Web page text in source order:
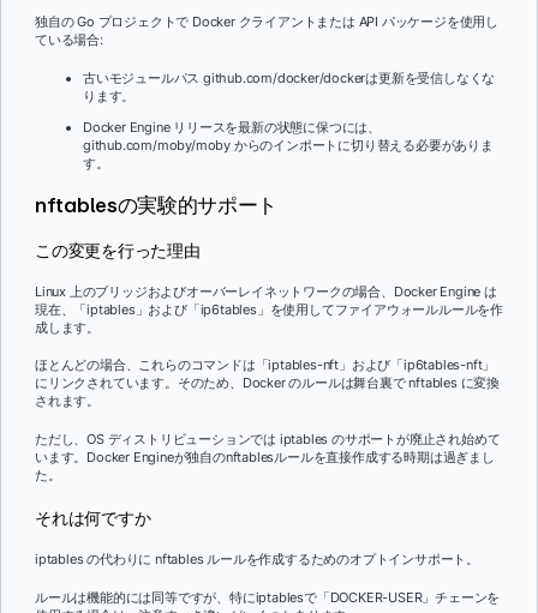
独自の Go プロジェクトで Docker クライアントまたは API パッケージを使用し
ている場合:
古いモジュールパス github.com/docker/dockerは更新を受信しなくな
ります。
Docker Engine リリースを最新の状態に保つには、
github.com/moby/moby からのインポートに切り替える必要がありま
す。
nftablesの実験的サポート
この変更を行った理由
Linux 上のブリッジおよびオーバーレイネットワークの場合、Docker Engine は
現在、「iptables」および「ip6tables」を使用してファイアウォールルールを作
成します。
ほとんどの場合、これらのコマンドは「iptables-nft」および「ip6tables-nft」
にリンクされています。そのため、Docker のルールは舞台裏で nftables に変換
されます。
ただし、OS ディストリビューションでは iptables のサポートが廃止され始めて
います。Docker Engineが独自のnftablesルールを直接作成する時期は過ぎまし
た。
それは何ですか
iptables の代わりに nftables ルールを作成するためのオプトインサポート。
ルールは機能的には同等ですが、特にiptablesで「DOCKER-USER」チェーンを